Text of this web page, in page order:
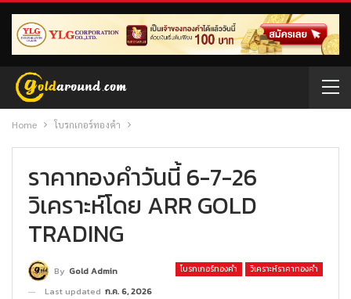
Home โบรกเกอร์ทองคำ
ราคาทองคำวันนี้ 6-7-26
วิเคราะห์โดย ARR GOLD
TRADING
โบรกเกอร์ทองคำ วิเคราะห์ราคาทองคำ
By Gold Admin
Last updated ก.ค. 6, 2026